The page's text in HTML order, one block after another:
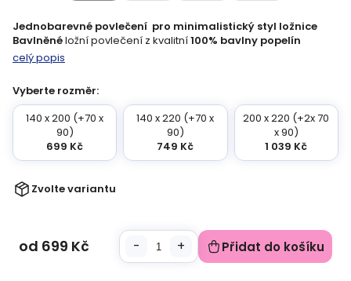
Zvolte variantu
Vyberte rozměr:
140 x 200 (+70 x
90)
699 Kč
140 x 220 (+70 x
90)
749 Kč
200 x 220 (+2x 70
x 90)
1 039 Kč
Jednobarevné povlečení pro minimalistický styl ložnice
Bavlněnéložní povlečení z kvalitní100% bavlny popelín
celý popis
od 699 Kč Přidat do košíku